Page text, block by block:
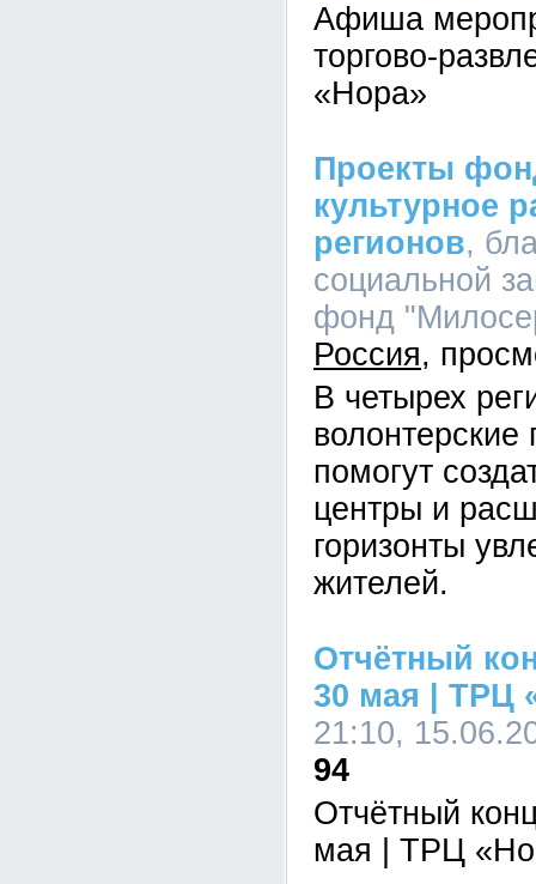
Афиша
торгово-
«Нора»
Проекты
культурное
регионов,
социальной
фонд
Россия
В четырех
волонтерские
помогут
центры и
горизонты
жителей.
Отчётный
30 мая | ТРЦ
21:10,
94
Отчётный
мая | ТРЦ